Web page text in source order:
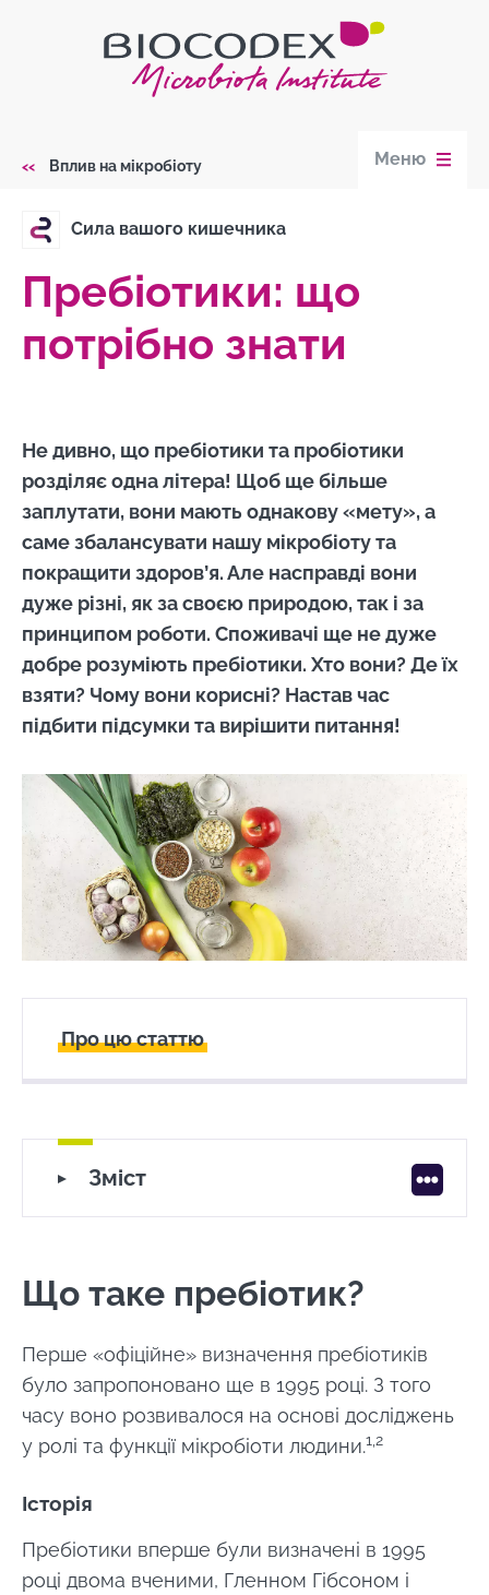
Вплив на мікробіоту Меню
Сила вашого кишечника
Пребіотики: що
потрібно знати
Не дивно, що пребіотики та пробіотики
розділяє одна літера! Щоб ще більше
заплутати, вони мають однакову «мету», а
саме збалансувати нашу мікробіоту та
покращити здоров’я. Але насправді вони
дуже різні, як за своєю природою, так і за
принципом роботи. Споживачі ще не дуже
добре розуміють пребіотики. Хто вони? Де їх
взяти? Чому вони корисні? Настав час
підбити підсумки та вирішити питання!
Про цю статтю
12 April 2023
24 February 2025
Зміст
Вимоги до «пребіотику»
Джерела, функції, механізм дії...
Для чого потрібні пребіотики?
Як пребіотики можуть покращити
Динамічні дослідження для виявлення
нових переваг
Що таке пребіотик?
Перше «офіційне» визначення пребіотиків
було запропоновано ще в 1995 році. З того
часу воно розвивалося на основі досліджень
у ролі та функції мікробіоти людини.1,2
Історія
Пребіотики вперше були визначені в 1995
році двома вченими, Гленном Гібсоном і